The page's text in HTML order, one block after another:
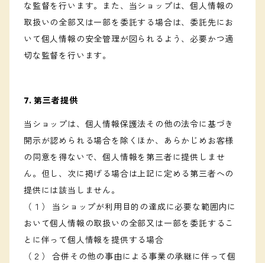
な監督を行います。また、当ショップは、個人情報の
取扱いの全部又は一部を委託する場合は、委託先にお
いて個人情報の安全管理が図られるよう、必要かつ適
切な監督を行います。
7. 第三者提供
当ショップは、個人情報保護法その他の法令に基づき
開示が認められる場合を除くほか、あらかじめお客様
の同意を得ないで、個人情報を第三者に提供しませ
ん。但し、次に掲げる場合は上記に定める第三者への
提供には該当しません。
（１） 当ショップが利用目的の達成に必要な範囲内に
おいて個人情報の取扱いの全部又は一部を委託するこ
とに伴って個人情報を提供する場合
（２） 合併その他の事由による事業の承継に伴って個